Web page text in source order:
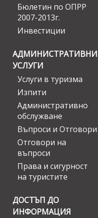
Бюлетин по ОПРР
2007-2013г.
Инвестиции
АДМИНИСТРАТИВНИ
УСЛУГИ
Услуги в туризма
Изпити
Административно
обслужване
Въпроси и Отговори
Отговори на
въпроси
Права и сигурност
на туристите
ДОСТЪП ДО
ИНФОРМАЦИЯ